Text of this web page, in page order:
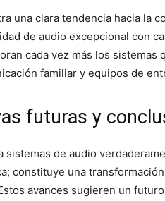
una clara tendencia hacia la
de audio excepcional con
cada vez más los
familiar y equipos de
futuras y
sistemas de audio
constituye una
avances sugieren un